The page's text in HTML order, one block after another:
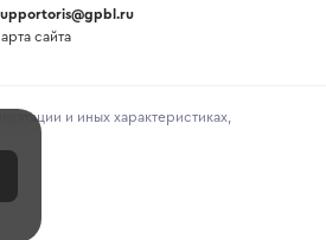
сайта
и иных характеристиках,